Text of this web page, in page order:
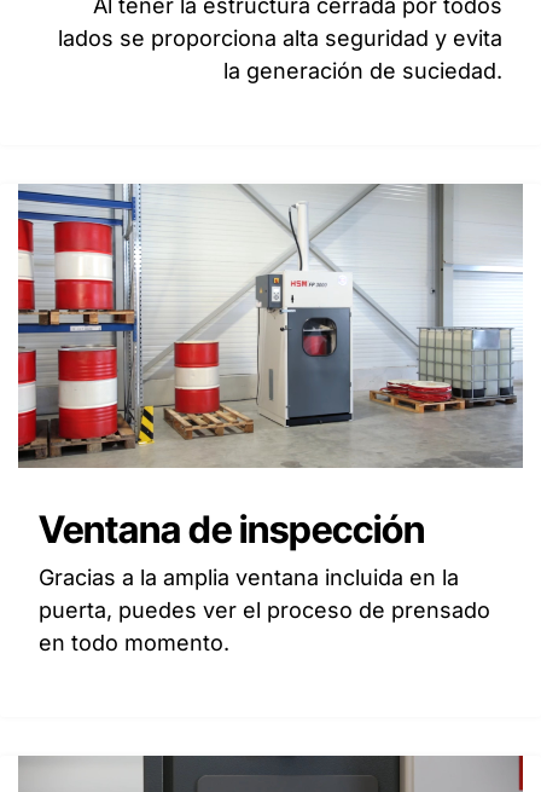
Al tener la estructura cerrada por todos
lados se proporciona alta seguridad y evita
la generación de suciedad.
Ventana de inspección
Gracias a la amplia ventana incluida en la
puerta, puedes ver el proceso de prensado
en todo momento.